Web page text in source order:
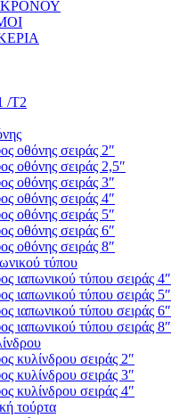
ΚΡΟΝΟΥ
/T2
οθόνης σειράς 2″
οθόνης σειράς 2,5″
οθόνης σειράς 3″
οθόνης σειράς 4″
οθόνης σειράς 5″
οθόνης σειράς 6″
οθόνης σειράς 8″
τύπου
ιαπωνικού τύπου σειράς 4″
ιαπωνικού τύπου σειράς 5″
ιαπωνικού τύπου σειράς 6″
ιαπωνικού τύπου σειράς 8″
κυλίνδρου σειράς 2″
κυλίνδρου σειράς 3″
κυλίνδρου σειράς 4″
τούρτα